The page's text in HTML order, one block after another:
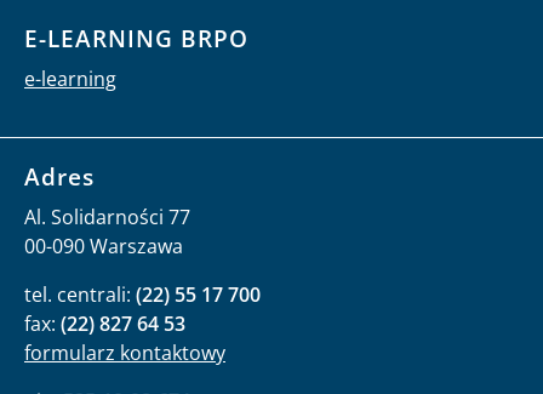
E-LEARNING BRPO
e-learning
Adres
Al. Solidarności 77
00-090 Warszawa
tel. centrali: (22) 55 17 700
fax: (22) 827 64 53
formularz kontaktowy